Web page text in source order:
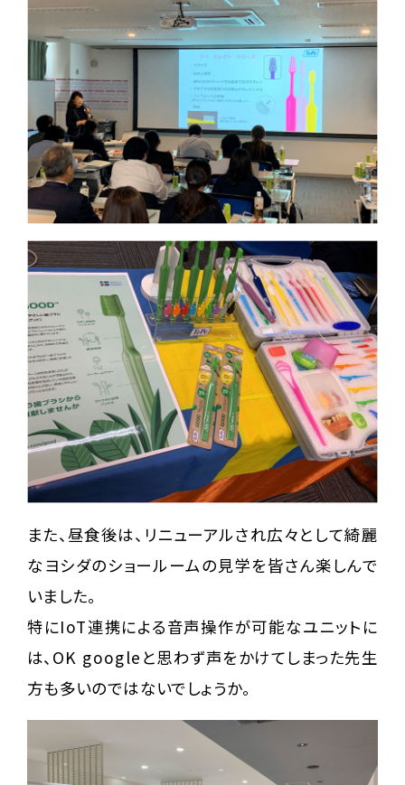
また、昼食後は、リニューアルされ広々として綺麗
なヨシダのショールームの見学を皆さん楽しんで
いました。
特にIoT連携による音声操作が可能なユニットに
は、OK googleと思わず声をかけてしまった先生
方も多いのではないでしょうか。